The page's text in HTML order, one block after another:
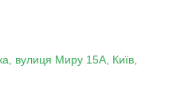
вулиця Миру 15А, Київ,